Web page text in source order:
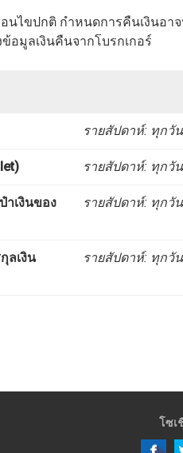
นไขปกติ กำหนดการคืนเงินอ
อมูลเงินคืนจากโบรกเกอร์
รายสัปดาห์: ทุกวัน
รายสัปดาห์: ทุกวัน
เงินของ
รายสัปดาห์: ทุกวัน
ลเงิน
รายสัปดาห์: ทุกวั
โซเ